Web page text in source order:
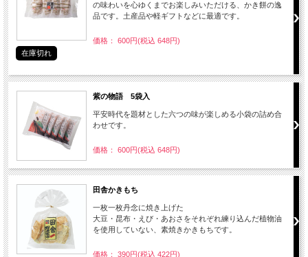
の味わいを心ゆくまでお楽しみいただける、かき餅の逸
品です。土産品や軽ギフトなどに最適です。
価格： 600円(税込 648円)
在庫切れ
紫の物語 5袋入
平安時代を題材とした六つの味が楽しめる小袋の詰め合
わせです。
価格： 600円(税込 648円)
田舎かきもち
一枚一枚丹念に焼き上げた
大豆・昆布・えび・あおさをそれぞれ練り込んだ植物油
を使用していない、素焼きかきもちです。
価格： 390円(税込 422円)